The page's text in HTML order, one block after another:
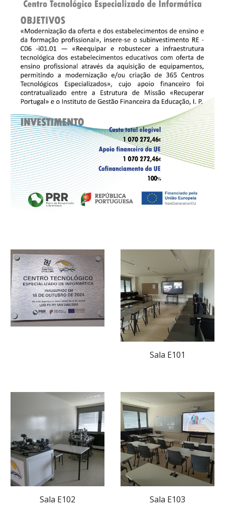
Sala E101
Sala E102 Sala E103